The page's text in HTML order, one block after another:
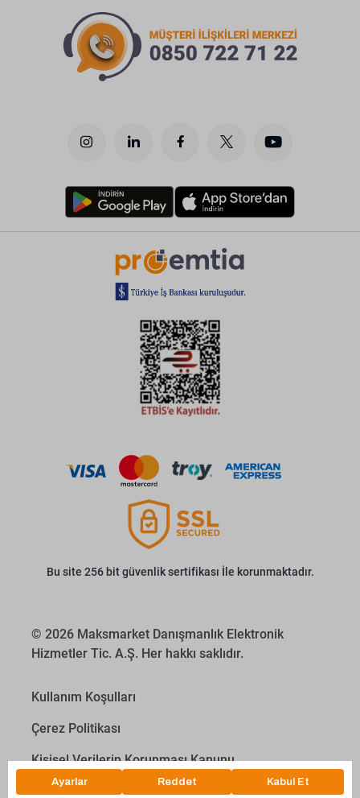
Bu site 256 bit güvenlik sertifikası İle korunmaktadır.
© 2026 Maksmarket Danışmanlık Elektronik
Hizmetler Tic. A.Ş. Her hakkı saklıdır.
Kullanım Koşulları
Çerez Politikası
Kişisel Verilerin Korunması Kanunu
İletişim Aydınlatma Metni